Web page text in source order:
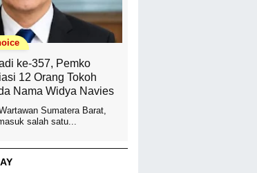
ke-357, Pemko
12 Orang Tokoh
Nama Widya Navies
Sumatera Barat,
salah satu...